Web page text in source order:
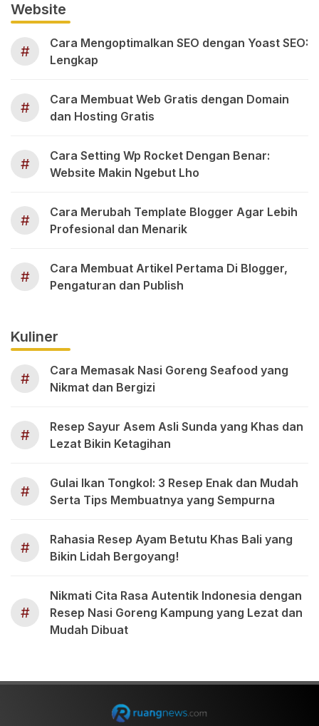
Website
#
Cara Mengoptimalkan SEO dengan Yoast SEO:
Lengkap
#
Cara Membuat Web Gratis dengan Domain
dan Hosting Gratis
#
Cara Setting Wp Rocket Dengan Benar:
Website Makin Ngebut Lho
#
Cara Merubah Template Blogger Agar Lebih
Profesional dan Menarik
#
Cara Membuat Artikel Pertama Di Blogger,
Pengaturan dan Publish
Kuliner
#
Cara Memasak Nasi Goreng Seafood yang
Nikmat dan Bergizi
#
Resep Sayur Asem Asli Sunda yang Khas dan
Lezat Bikin Ketagihan
#
Gulai Ikan Tongkol: 3 Resep Enak dan Mudah
Serta Tips Membuatnya yang Sempurna
#
Rahasia Resep Ayam Betutu Khas Bali yang
Bikin Lidah Bergoyang!
#
Nikmati Cita Rasa Autentik Indonesia dengan
Resep Nasi Goreng Kampung yang Lezat dan
Mudah Dibuat